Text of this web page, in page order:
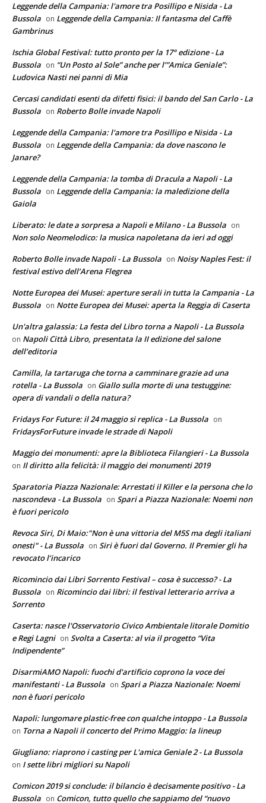
Leggende della Campania: l'amore tra Posillipo e Nisida - La
Bussola on Leggende della Campania: Il fantasma del Caffè
Gambrinus
Ischia Global Festival: tutto pronto per la 17° edizione - La
Bussola on “Un Posto al Sole” anche per l’”Amica Geniale”:
Ludovica Nasti nei panni di Mia
Cercasi candidati esenti da difetti fisici: il bando del San Carlo - La
Bussola on Roberto Bolle invade Napoli
Leggende della Campania: l'amore tra Posillipo e Nisida - La
Bussola on Leggende della Campania: da dove nascono le
Janare?
Leggende della Campania: la tomba di Dracula a Napoli - La
Bussola on Leggende della Campania: la maledizione della
Gaiola
Liberato: le date a sorpresa a Napoli e Milano - La Bussola on
Non solo Neomelodico: la musica napoletana da ieri ad oggi
Roberto Bolle invade Napoli - La Bussola on Noisy Naples Fest: il
festival estivo dell’Arena Flegrea
Notte Europea dei Musei: aperture serali in tutta la Campania - La
Bussola on Notte Europea dei Musei: aperta la Reggia di Caserta
Un'altra galassia: La festa del Libro torna a Napoli - La Bussola
on Napoli Città Libro, presentata la II edizione del salone
dell’editoria
Camilla, la tartaruga che torna a camminare grazie ad una
rotella - La Bussola on Giallo sulla morte di una testuggine:
opera di vandali o della natura?
Fridays For Future: il 24 maggio si replica - La Bussola on
FridaysForFuture invade le strade di Napoli
Maggio dei monumenti: apre la Biblioteca Filangieri - La Bussola
on Il diritto alla felicità: il maggio dei monumenti 2019
Sparatoria Piazza Nazionale: Arrestati il Killer e la persona che lo
nascondeva - La Bussola on Spari a Piazza Nazionale: Noemi non
è fuori pericolo
Revoca Siri, Di Maio:"Non è una vittoria del M5S ma degli italiani
onesti" - La Bussola on Siri è fuori dal Governo. Il Premier gli ha
revocato l’incarico
Ricomincio dai Libri Sorrento Festival – cosa è successo? - La
Bussola on Ricomincio dai libri: il festival letterario arriva a
Sorrento
Caserta: nasce l'Osservatorio Civico Ambientale litorale Domitio
e Regi Lagni on Svolta a Caserta: al via il progetto “Vita
Indipendente”
DisarmiAMO Napoli: fuochi d'artificio coprono la voce dei
manifestanti - La Bussola on Spari a Piazza Nazionale: Noemi
non è fuori pericolo
Napoli: lungomare plastic-free con qualche intoppo - La Bussola
on Torna a Napoli il concerto del Primo Maggio: la lineup
Giugliano: riaprono i casting per L'amica Geniale 2 - La Bussola
on I sette libri migliori su Napoli
Comicon 2019 si conclude: il bilancio è decisamente positivo - La
Bussola on Comicon, tutto quello che sappiamo del “nuovo